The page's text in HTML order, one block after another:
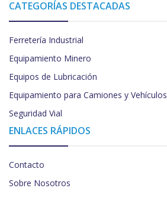
CATEGORÍAS DESTACADAS
Ferretería Industrial
Equipamiento Minero
Equipos de Lubricación
Equipamiento para Camiones y Vehículos
Seguridad Vial
ENLACES RÁPIDOS
Contacto
Sobre Nosotros